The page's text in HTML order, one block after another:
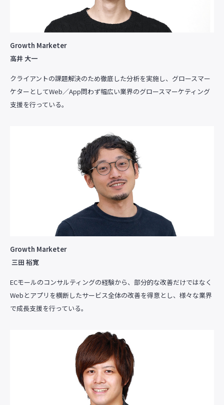
Growth Marketer
高井 大一
クライアントの課題解決のため徹底した分析を実施し、グロースマー
ケターとしてWeb／App問わず幅広い業界のグロースマーケティング
支援を行っている。
Growth Marketer
三田 裕寛
ECモールのコンサルティングの経験から、部分的な改善だけではなく
Webとアプリを横断したサービス全体の改善を得意とし、様々な業界
で成長支援を行っている。